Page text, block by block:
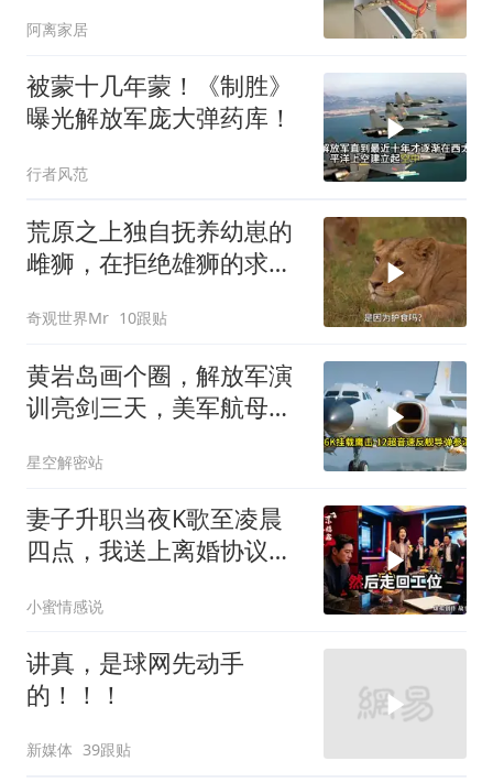
变天
阿离家居
被蒙十几年蒙！《制胜》
曝光解放军庞大弹药库！
行者风范
荒原之上独自抚养幼崽的
雌狮，在拒绝雄狮的求偶
奇观世界Mr 10跟贴
黄岩岛画个圈，解放军演
训亮剑三天，美军航母从
星空解密站
妻子升职当夜K歌至凌晨
四点，我送上离婚协议果
口：我们谈谈
小蜜情感说
讲真，是球网先动手
的！！！
新媒体 39跟贴